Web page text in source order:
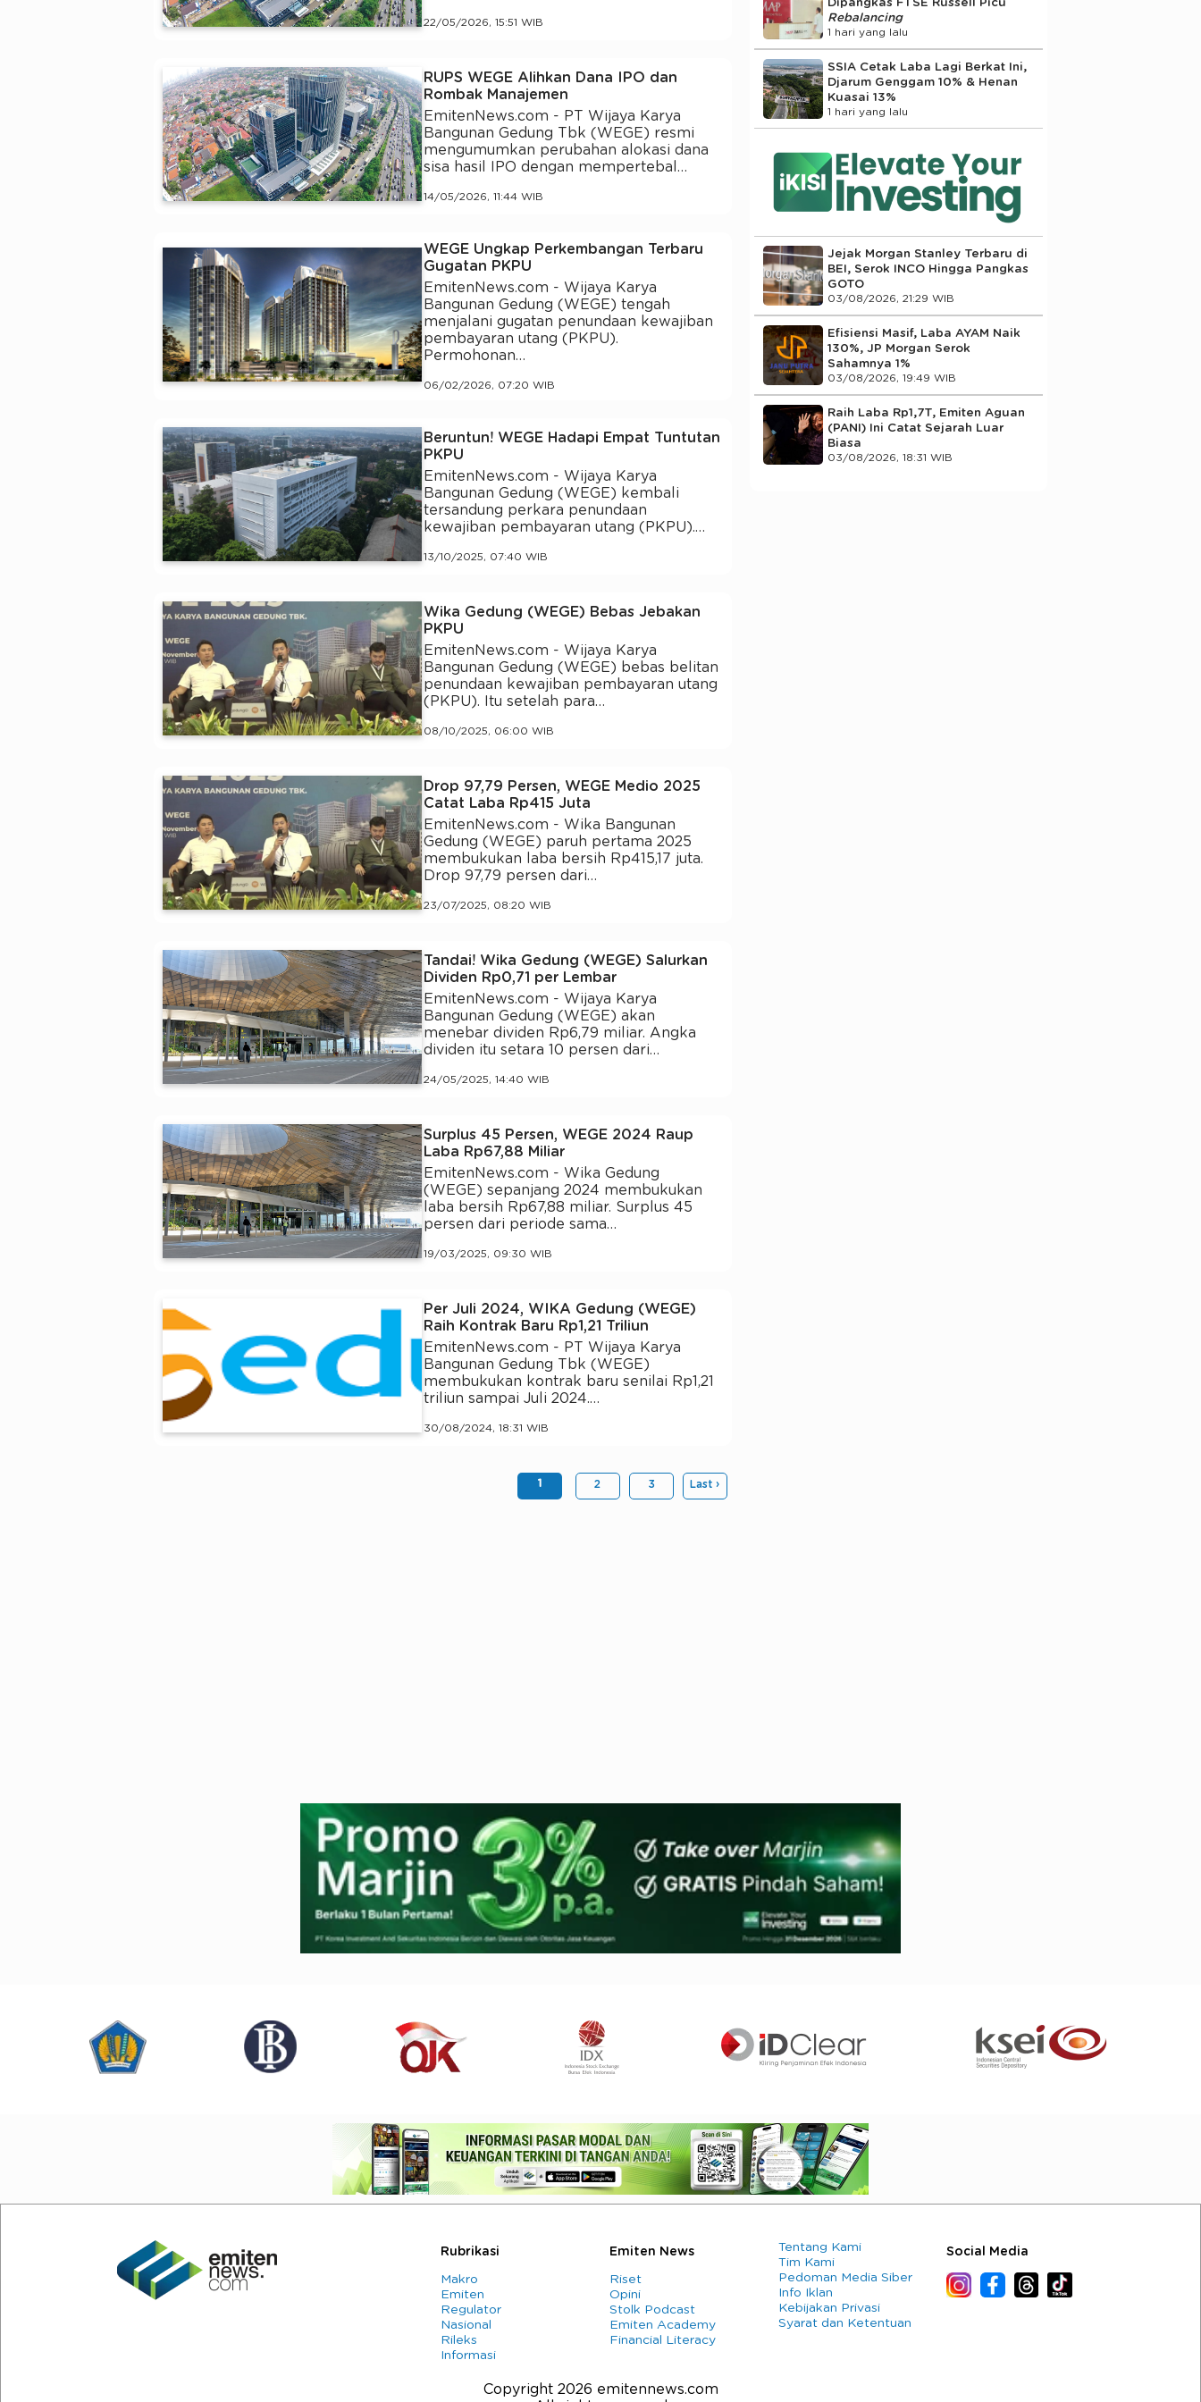
22/05/2026, 15:51 WIB
RUPS WEGE Alihkan Dana IPO dan
Rombak Manajemen
EmitenNews.com - PT Wijaya Karya
Bangunan Gedung Tbk (WEGE) resmi
mengumumkan perubahan alokasi dana
sisa hasil IPO dengan mempertebal…
14/05/2026, 11:44 WIB
WEGE Ungkap Perkembangan Terbaru
Gugatan PKPU
EmitenNews.com - Wijaya Karya
Bangunan Gedung (WEGE) tengah
menjalani gugatan penundaan kewajiban
pembayaran utang (PKPU).
Permohonan…
06/02/2026, 07:20 WIB
Beruntun! WEGE Hadapi Empat Tuntutan
PKPU
EmitenNews.com - Wijaya Karya
Bangunan Gedung (WEGE) kembali
tersandung perkara penundaan
kewajiban pembayaran utang (PKPU).…
13/10/2025, 07:40 WIB
Wika Gedung (WEGE) Bebas Jebakan
PKPU
EmitenNews.com - Wijaya Karya
Bangunan Gedung (WEGE) bebas belitan
penundaan kewajiban pembayaran utang
(PKPU). Itu setelah para…
08/10/2025, 06:00 WIB
Drop 97,79 Persen, WEGE Medio 2025
Catat Laba Rp415 Juta
EmitenNews.com - Wika Bangunan
Gedung (WEGE) paruh pertama 2025
membukukan laba bersih Rp415,17 juta.
Drop 97,79 persen dari…
23/07/2025, 08:20 WIB
Tandai! Wika Gedung (WEGE) Salurkan
Dividen Rp0,71 per Lembar
EmitenNews.com - Wijaya Karya
Bangunan Gedung (WEGE) akan
menebar dividen Rp6,79 miliar. Angka
dividen itu setara 10 persen dari…
24/05/2025, 14:40 WIB
Surplus 45 Persen, WEGE 2024 Raup
Laba Rp67,88 Miliar
EmitenNews.com - Wika Gedung
(WEGE) sepanjang 2024 membukukan
laba bersih Rp67,88 miliar. Surplus 45
persen dari periode sama…
19/03/2025, 09:30 WIB
Per Juli 2024, WIKA Gedung (WEGE)
Raih Kontrak Baru Rp1,21 Triliun
EmitenNews.com - PT Wijaya Karya
Bangunan Gedung Tbk (WEGE)
membukukan kontrak baru senilai Rp1,21
triliun sampai Juli 2024.…
30/08/2024, 18:31 WIB
1 2 3 Last ›
Dipangkas FTSE Russell Picu
Rebalancing
1 hari yang lalu
SSIA Cetak Laba Lagi Berkat Ini,
Djarum Genggam 10% & Henan
Kuasai 13%
1 hari yang lalu
Jejak Morgan Stanley Terbaru di
BEI, Serok INCO Hingga Pangkas
GOTO
03/08/2026, 21:29 WIB
Efisiensi Masif, Laba AYAM Naik
130%, JP Morgan Serok
Sahamnya 1%
03/08/2026, 19:49 WIB
Raih Laba Rp1,7T, Emiten Aguan
(PANI) Ini Catat Sejarah Luar
Biasa
03/08/2026, 18:31 WIB
Rubrikasi
Makro
Emiten
Regulator
Nasional
Rileks
Informasi
Emiten News
Riset
Opini
Stolk Podcast
Emiten Academy
Financial Literacy
Tentang Kami
Tim Kami
Pedoman Media Siber
Info Iklan
Kebijakan Privasi
Syarat dan Ketentuan
Social Media
Copyright 2026 emitennews.com